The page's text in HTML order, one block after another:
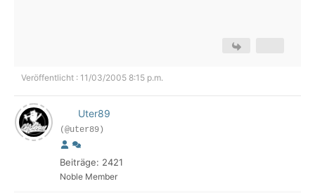
Veröffentlicht : 11/03/2005 8:15 p.m.
Uter89
(@uter89)
Beiträge: 2421
Noble Member